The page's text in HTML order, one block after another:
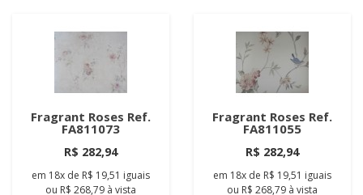
Fragrant Roses Ref.
FA811073
R$ 282,94
em 18x de R$ 19,51 iguais
ou R$ 268,79 à vista
Fragrant Roses Ref.
FA811055
R$ 282,94
em 18x de R$ 19,51 iguais
ou R$ 268,79 à vista